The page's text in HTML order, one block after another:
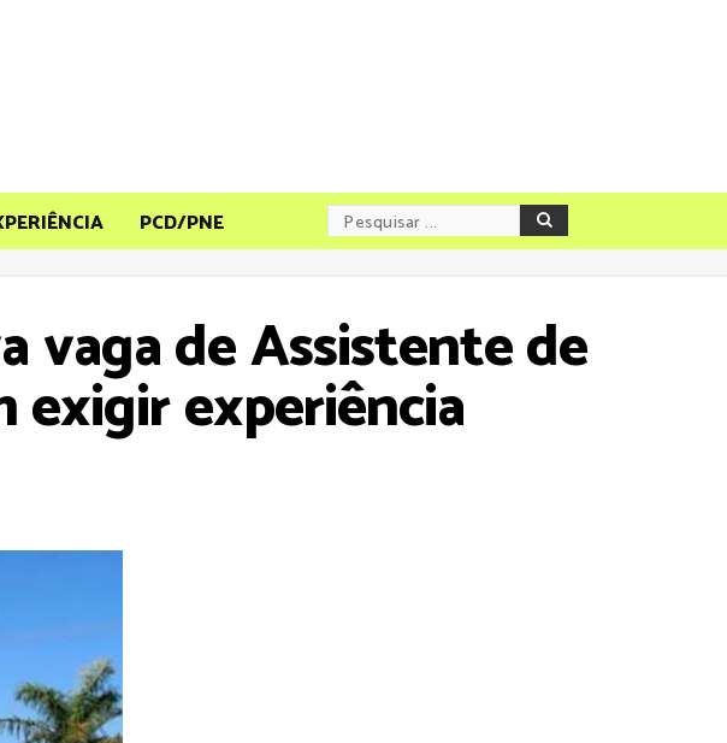
PCD/PNE
vaga de Assistente de
exigir experiência